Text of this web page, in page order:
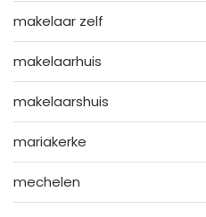
makelaar zelf
makelaarhuis
makelaarshuis
mariakerke
mechelen